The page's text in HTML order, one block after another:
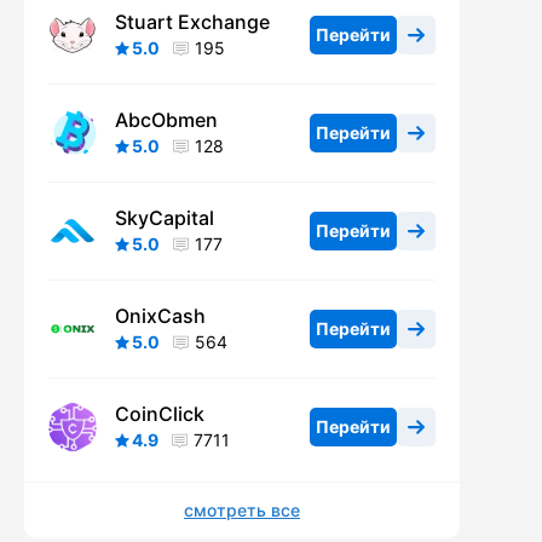
Stuart Exchange
5.0 195
Перейти
AbcObmen
5.0 128
Перейти
SkyCapital
5.0 177
Перейти
OnixCash
5.0 564
Перейти
CoinClick
4.9 7711
Перейти
смотреть все